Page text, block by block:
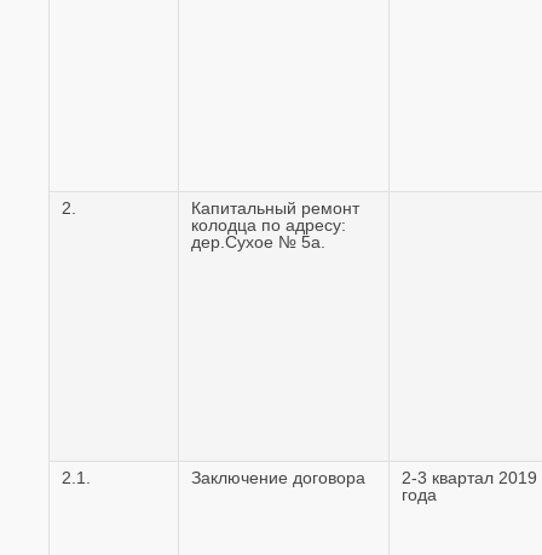
2.
Капитальный ремонт
колодца по адресу:
дер.Сухое № 5а.
2.1. Заключение договора
2-3 квартал 2019
года